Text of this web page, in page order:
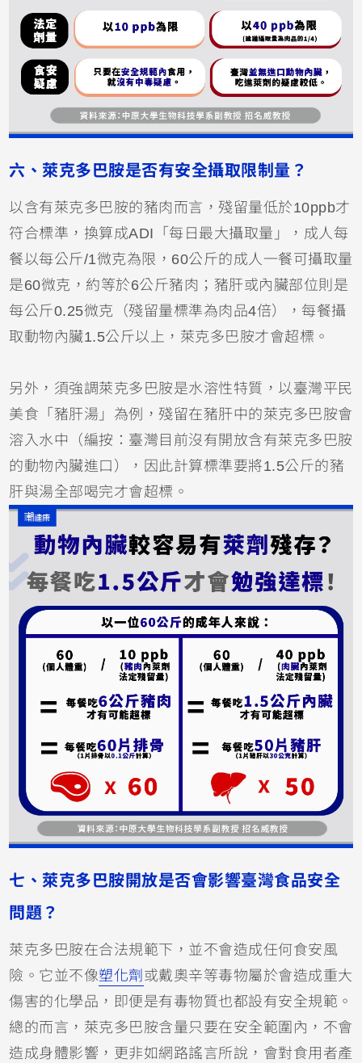
六、萊克多巴胺是否有安全攝取限制量？
以含有萊克多巴胺的豬肉而言，殘留量低於10ppb才
符合標準，換算成ADI「每日最大攝取量」，成人每
餐以每公斤/1微克為限，60公斤的成人一餐可攝取量
是60微克，約等於6公斤豬肉；豬肝或內臟部位則是
每公斤0.25微克（殘留量標準為肉品4倍），每餐攝
取動物內臟1.5公斤以上，萊克多巴胺才會超標。
另外，須強調萊克多巴胺是水溶性特質，以臺灣平民
美食「豬肝湯」為例，殘留在豬肝中的萊克多巴胺會
溶入水中（編按：臺灣目前沒有開放含有萊克多巴胺
的動物內臟進口），因此計算標準要將1.5公斤的豬
肝與湯全部喝完才會超標。
七、萊克多巴胺開放是否會影響臺灣食品安全
問題？
萊克多巴胺在合法規範下，並不會造成任何食安風
險。它並不像塑化劑 或戴奧辛等毒物屬於會造成重大
傷害的化學品，即便是有毒物質也都設有安全規範。
總的而言，萊克多巴胺含量只要在安全範圍內，不會
造成身體影響，更非如網路謠言所說，會對食用者產